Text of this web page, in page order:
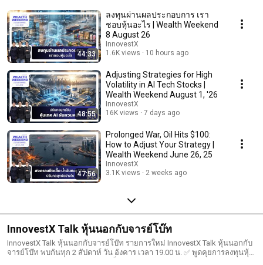
44:33
ลงทุนผ่านผลประกอบการ เรา
ชอบหุ้นอะไร | Wealth Weekend
8 August 26
InnovestX
1.6K views
10 hours ago
48:55
Adjusting Strategies for High
Volatility in AI Tech Stocks |
Wealth Weekend August 1, '26
InnovestX
16K views
7 days ago
47:56
Prolonged War, Oil Hits $100:
How to Adjust Your Strategy |
Wealth Weekend June 26, 25
InnovestX
3.1K views
2 weeks ago
InnovestX Talk หุ้นนอกกับจารย์โบ๊ท
InnovestX Talk หุ้นนอกกับจารย์โบ๊ท รายการใหม่ InnovestX Talk หุ้นนอกกับ
จารย์โบ๊ท พบกันทุก 2 สัปดาห์ วัน อังคาร เวลา 19.00 น. ✅ พูดคุยการลงทุนหุ้น